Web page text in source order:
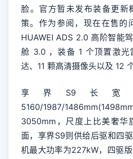
脸。 官方暂未发布装备更新
策。 作为参阅，现在在售的
HUAWEI ADS 2.0 高阶智能
舱 3.0 ，装备 1 个顶置激光
达、11 颗高清摄像头以及 12
享界S9长宽
5160/1987/
3050mm，尺度上比美奢华
面，享界S9则供给后驱和四
机最大功率为227kW，四驱